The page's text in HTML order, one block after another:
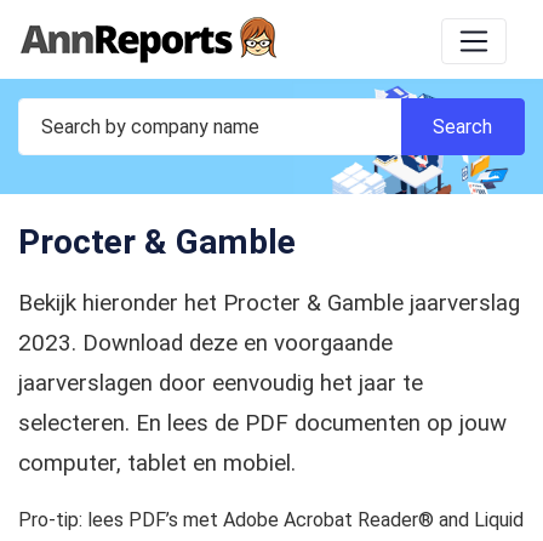
Procter & Gamble
Bekijk hieronder het Procter & Gamble jaarverslag
2023. Download deze en voorgaande
jaarverslagen door eenvoudig het jaar te
selecteren. En lees de PDF documenten op jouw
computer, tablet en mobiel.
Pro-tip: lees PDF’s met Adobe Acrobat Reader® and Liquid